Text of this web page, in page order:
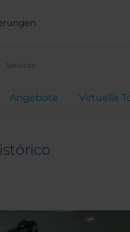
Services
Angebote Virtuelle